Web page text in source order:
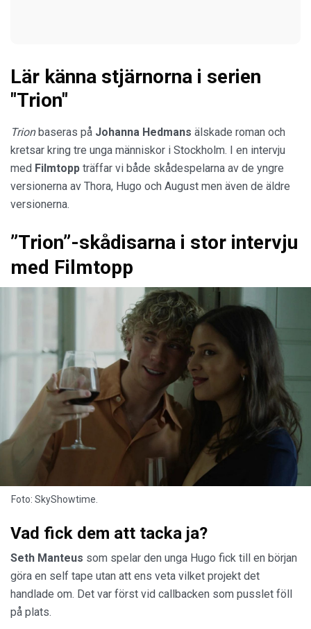
Lär känna stjärnorna i serien
"Trion"
Trionbaseras på Johanna Hedmans älskade roman och
kretsar kring tre unga människor i Stockholm. I en intervju
med Filmtopp träffar vi både skådespelarna av de yngre
versionerna av Thora, Hugo och August men även de äldre
versionerna.
”Trion”-skådisarna i stor intervju
med Filmtopp
Foto: SkyShowtime.
Vad fick dem att tacka ja?
Seth Manteus som spelar den unga Hugo fick till en början
göra en self tape utan att ens veta vilket projekt det
handlade om. Det var först vid callbacken som pusslet föll
på plats.